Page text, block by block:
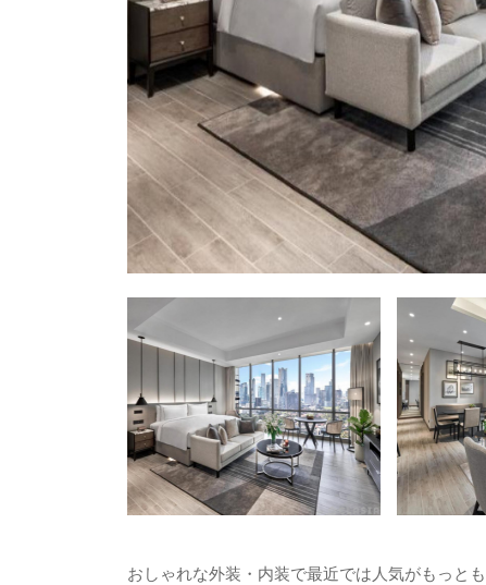
おしゃれな外装・内装で最近では人気がもっと